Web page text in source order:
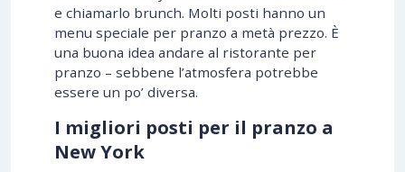
e chiamarlo brunch. Molti posti hanno un
menu speciale per pranzo a metà prezzo. È
una buona idea andare al ristorante per
pranzo – sebbene l’atmosfera potrebbe
essere un po’ diversa.
I migliori posti per il pranzo a
New York